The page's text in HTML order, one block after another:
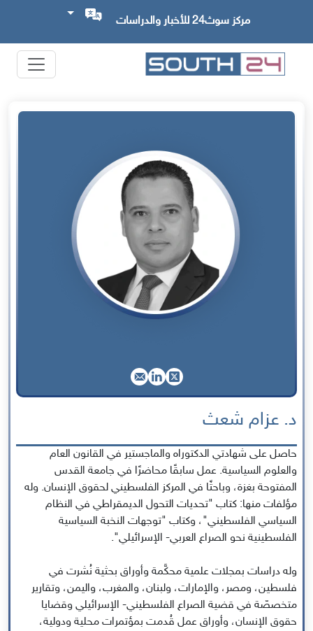
مركز سوث24 للأخبار والدراسات
د. عزام شعث
حاصل على شهادتي الدكتوراه والماجستير في القانون العام
والعلوم السياسية. عمل سابقًا محاضرًا في جامعة القدس
المفتوحة بغزة، وباحثًا في المركز الفلسطيني لحقوق الإنسان. وله
مؤلفات منها: كتاب "تحديات التحول الديمقراطي في النظام
السياسي الفلسطيني"، وكتاب "توجهات النخبة السياسية
الفلسطينية نحو الصراع العربي- الإسرائيلي".
وله دراسات بمجلات علمية محكَّمة وأوراق بحثية نُشرت في
فلسطين، ومصر، والإمارات، ولبنان، والمغرب، واليمن، وتقارير
متخصصّة في قضية الصراع الفلسطيني- الإسرائيلي وقضايا
حقوق الإنسان، وأوراق عمل قُدمت بمؤتمرات محلية ودولية،